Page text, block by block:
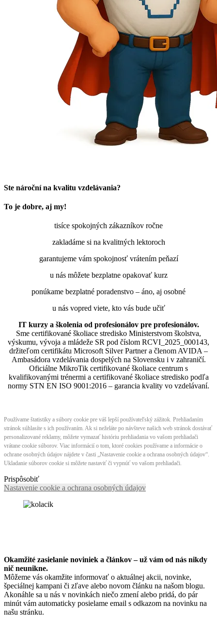
Ste nároční na kvalitu vzdelávania?
To je dobre, aj my!
tisíce spokojných zákazníkov ročne
zakladáme si na kvalitných lektoroch
garantujeme vám spokojnosť vrátením peňazí
u nás môžete bezplatne opakovať kurz
ponúkame bezplatné poradenstvo – áno, aj osobné
u nás vopred viete, kto vás bude učiť
IT kurzy a školenia od profesionálov pre profesionálov.
Sme certifikované školiace stredisko Ministerstvom školstva,
výskumu, vývoja a mládeže SR pod číslom RCVI_2025_000143,
držiteľom certifikátu Microsoft Silver Partner a členom AVIDA –
Ambasádora vzdelávania dospelých na Slovensku i v zahraničí.​​​​​​​​​​​​​​​​
Oficiálne MikroTik certifikované školiace centrum s
kvalifikovanými trénermi ​​​​​​​​​​a certifikované školiace stredisko podľa
normy STN EN ISO 9001:2016 – garancia kvality vo vzdelávaní.
Používame štatistiky a súbory cookie pre váš lepší používateľský zážitok. Prehliadaním
stránok súhlasíte s ich používaním. Ak si neželáte po návšteve našich web stránok dostávať
personalizované reklamy, môžete vymazať históriu prehliadania vo vašom prehliadači
vrátane cookie súborov. Viac informácií o tom, ktoré cookies používame a informácie o
ochrane osobných údajov nájdete v časti „Nastavenie cookie a ochrana osobných údajov“.
Ukladanie súborov cookie si môžete nastaviť či vypnúť vo vašom prehliadači.
Prispôsobiť
Nastavenie cookie a ochrana osobných údajov
Okamžité zasielanie noviniek a článkov – už vám od nás nikdy
nič neunikne.
Môžeme vás okamžite informovať o aktuálnej akcii, novinke,
špeciálnej kampani či zľave alebo novom článku na našom blogu.
Akonáhle sa u nás v novinkách niečo zmení alebo pridá, do pár
minút vám automaticky posielame email s odkazom na novinku na
našu stránku.